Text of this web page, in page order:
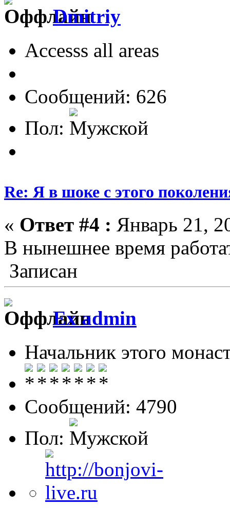
Dmitriy
Accesss all areas
Сообщений: 626
Пол:
Re: Я в шоке с этого
« Ответ #4 : Январь 21,
В нынешнее время
Записан
Ex admin
Начальник этого
Сообщений: 4790
Пол: